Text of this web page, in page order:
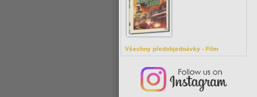
Všechny předobjednávky - Film